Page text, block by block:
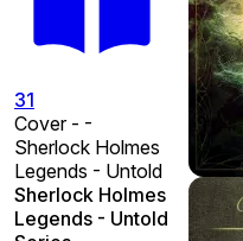
31
Cover - -
Sherlock Holmes
Legends - Untold
Sherlock Holmes
Legends - Untold